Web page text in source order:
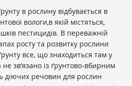
в рослину відбувається в
вологи,в якій містяться,
пестицидів. В переважній
росту та розвитку рослини
все, що знаходиться там у
зв’язано із ґрунтово-вбирним
діючих речовин для рослин